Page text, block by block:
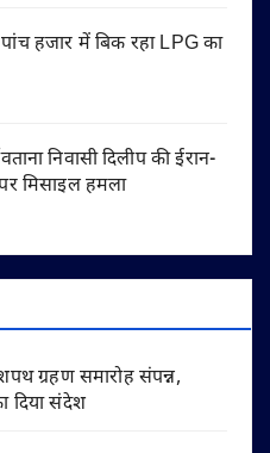
हजार में बिक रहा LPG का
निवासी दिलीप की ईरान-
मिसाइल हमला
ग्रहण समारोह संपन्न,
दिया संदेश